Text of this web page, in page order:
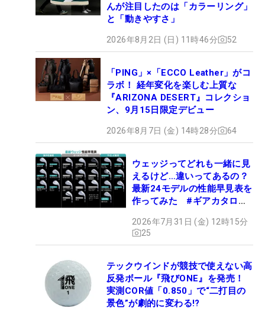
んが注目したのは「カラーリング」
と「動きやすさ」
2026年8月2日 (日) 11時46分 52
「PING」×「ECCO Leather」がコ
ラボ！ 経年変化を楽しむ上質な
『ARIZONA DESERT』コレクショ
ン、9月15日限定デビュー
2026年8月7日 (金) 14時28分 64
ウェッジってどれも一緒に見
えるけど…違いってあるの？
最新24モデルの性能早見表を
作ってみた #ギアカタログ
2026年7月31日 (金) 12時15分
25
テックウインドが競技で使えない高
反発ボール『飛びONE』を発売！
実測COR値「0.850」で“二打目の
景色”が劇的に変わる!?